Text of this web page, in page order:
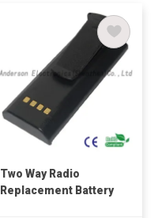
Two Way Radio
Replacement Battery